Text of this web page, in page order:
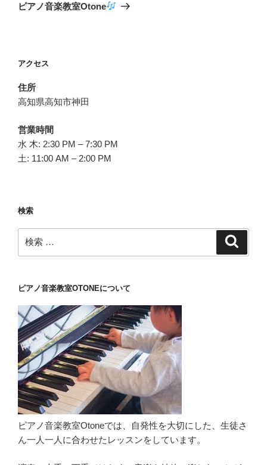
ゲ
ン
の
ピアノ音楽教室Otone
アクセス
住所
高知県高知市神田
営業時間
水 木: 2:30 PM – 7:30 PM
土: 11:00 AM – 2:00 PM
検索
検
索:
ピアノ音楽教室OTONEについて
ピアノ音楽教室Otoneでは、自発性を大切にした、生徒さ
ん一人一人に合わせたレッスンをしています。